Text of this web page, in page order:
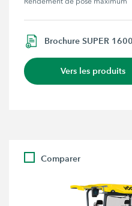
Brochure SUPER
Vers les produits
Comparer